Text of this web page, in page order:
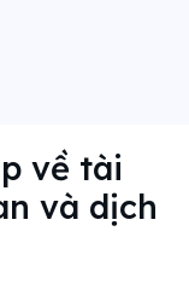
về tài
và dịch